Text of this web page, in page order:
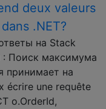
deux valeurs
.NET?
на Stack
: Поиск максимума
принимает на
écrire une requête
o.OrderId,